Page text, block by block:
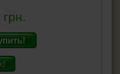
грн.